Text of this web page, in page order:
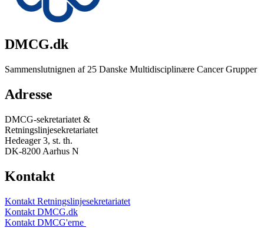
DMCG.dk
Sammenslutnignen af 25 Danske Multidisciplinære Cancer Grupper
Adresse
DMCG-sekretariatet &
Retningslinjesekretariatet
Hedeager 3, st. th.
DK-8200 Aarhus N
Kontakt
Kontakt Retningslinjesekretariatet
Kontakt DMCG.dk
Kontakt DMCG'erne